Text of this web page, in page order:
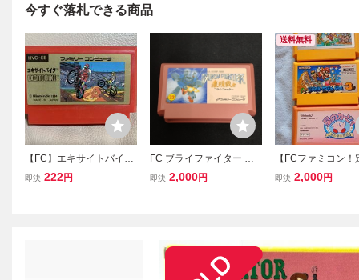
今すぐ落札できる商品
【FC】エキサイトバイ
ク ファミコン 任天堂
即決 222円
FC ブライファイター ソ
フトのみ 動作確認済み フ
即決 2,000円
送料無料
【FCファミコン！
クションまとめ売
即決 2,000円